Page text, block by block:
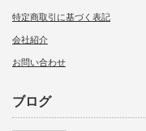
特定商取引に基づく表記
会社紹介
お問い合わせ
ブログ